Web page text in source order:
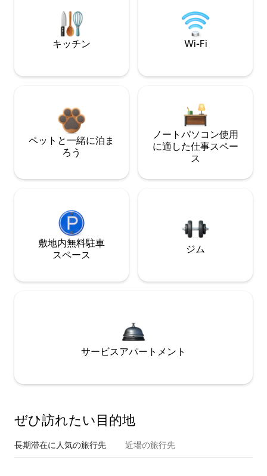
キッチン Wi-Fi
ペットと一緒に泊ま
ろう
ノートパソコン使用
に適した仕事スペー
ス
敷地内無料駐⁠車
ス⁠ペ⁠ー⁠ス
ジム
サービスアパートメント
ぜひ訪⁠れ⁠た⁠い目⁠的⁠地
長期滞在に人気の旅行先 近場の旅行先